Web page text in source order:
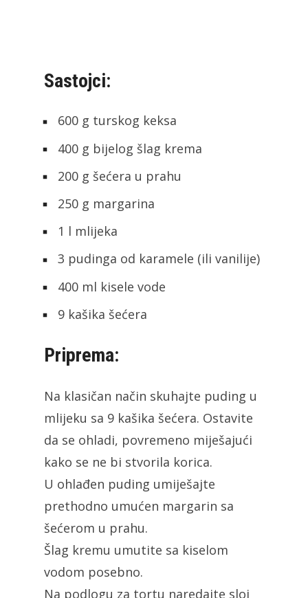
Sastojci:
600 g turskog keksa
400 g bijelog šlag krema
200 g šećera u prahu
250 g margarina
1 l mlijeka
3 pudinga od karamele (ili vanilije)
400 ml kisele vode
9 kašika šećera
Priprema:
Na klasičan način skuhajte puding u
mlijeku sa 9 kašika šećera. Ostavite
da se ohladi, povremeno miješajući
kako se ne bi stvorila korica.
U ohlađen puding umiješajte
prethodno umućen margarin sa
šećerom u prahu.
Šlag kremu umutite sa kiselom
vodom posebno.
Na podlogu za tortu naredajte sloj